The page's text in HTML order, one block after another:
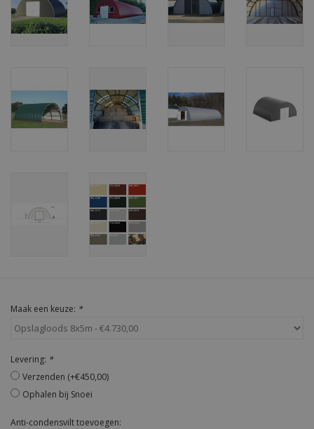
Maak een keuze: *
Levering: *
Verzenden (+€450,00)
Ophalen bij Snoei
Anti-condensvilt toevoegen: